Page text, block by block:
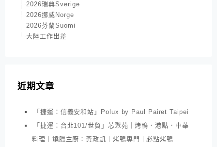
2026瑞典Sverige
2026挪威Norge
2026芬蘭Suomi
大陸工作出差
近期文章
「捷運：信義安和站」Polux by Paul Pairet Taipei
「捷運：台北101/世貿」芯聚苑｜烤鴨．港點．中華
料理｜燒臘主廚：黃政凱｜烤鴨專門｜必點烤鴨